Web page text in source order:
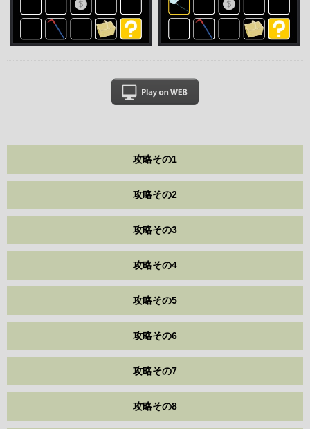
攻略その1
攻略その2
攻略その3
攻略その4
攻略その5
攻略その6
攻略その7
攻略その8